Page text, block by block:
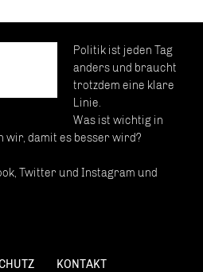
Politik ist jeden Tag
anders und braucht
trotzdem eine klare
Linie.
Was ist wichtig in
wir, damit es besser wird?
Twitter und Instagram und
KONTAKT